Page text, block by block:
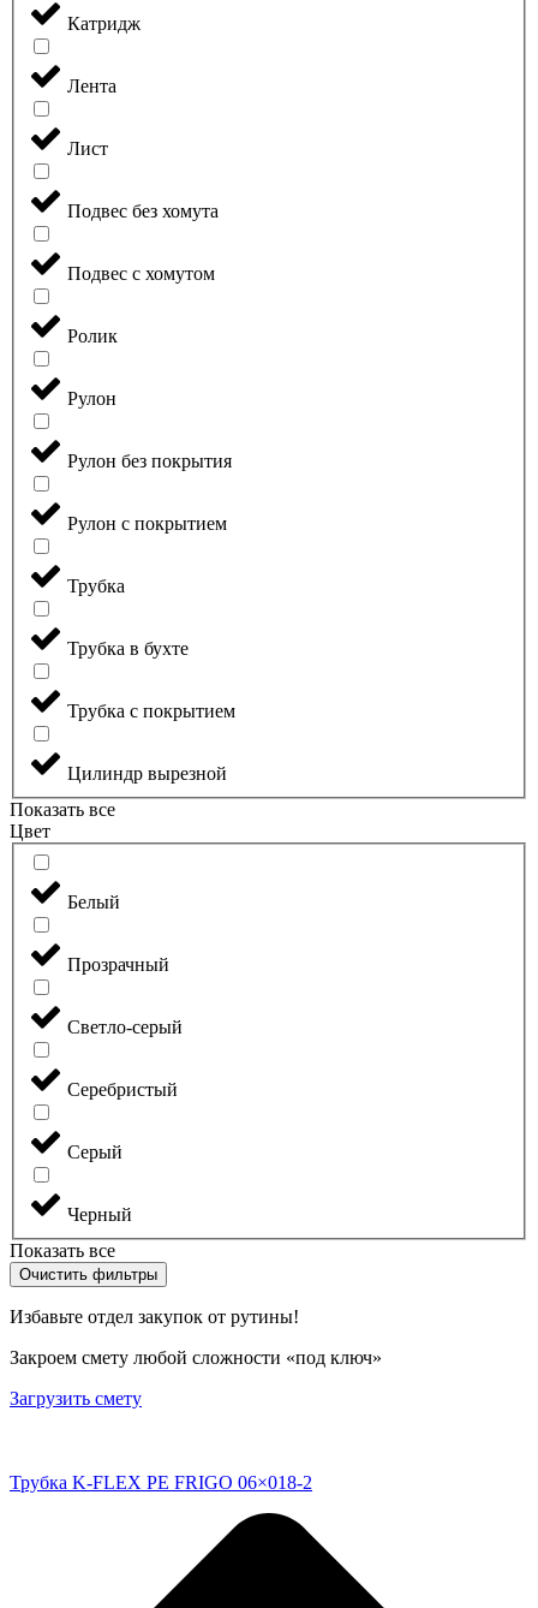
Катридж
Лента
Лист
Подвес без хомута
Подвес с хомутом
Ролик
Рулон
Рулон без покрытия
Рулон с покрытием
Трубка
Трубка в бухте
Трубка с покрытием
Цилиндр вырезной
Показать все
Цвет
Белый
Прозрачный
Светло-серый
Серебристый
Серый
Черный
Показать все
Очистить фильтры
Избавьте отдел закупок от рутины!
Закроем смету любой сложности «под ключ»
Загрузить смету
Трубка K-FLEX PE FRIGO 06×018-2